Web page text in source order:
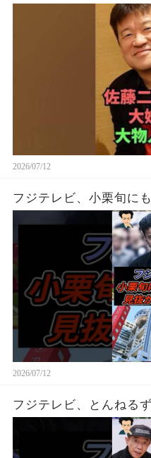
2026/07/12
フジテレビ、小栗旬に
2026/07/12
フジテレビ、とんねる